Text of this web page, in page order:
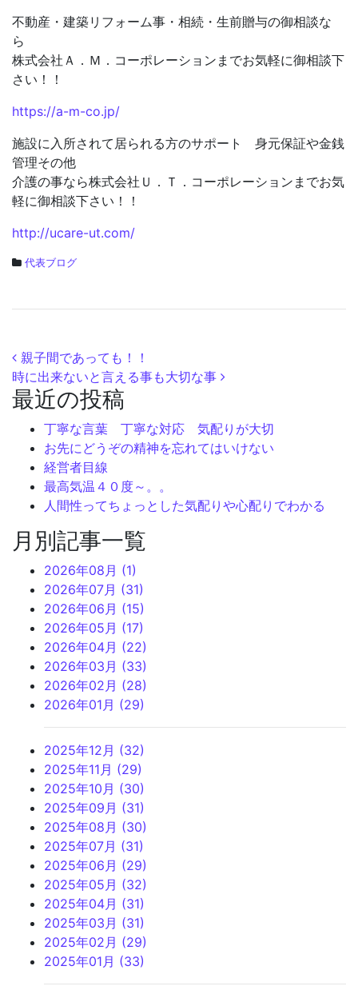
不動産・建築リフォーム事・相続・生前贈与の御相談な
ら
株式会社Ａ．Ｍ．コーポレーションまでお気軽に御相談下
さい！！
https://a-m-co.jp/
施設に入所されて居られる方のサポート 身元保証や金銭
管理その他
介護の事なら株式会社Ｕ．Ｔ．コーポレーションまでお気
軽に御相談下さい！！
http://ucare-ut.com/
代表ブログ
投稿ナビゲーション
親子間であっても！！
時に出来ないと言える事も大切な事
最近の投稿
丁寧な言葉 丁寧な対応 気配りが大切
お先にどうぞの精神を忘れてはいけない
経営者目線
最高気温４０度～。。
人間性ってちょっとした気配りや心配りでわかる
月別記事一覧
2026年08月 (1)
2026年07月 (31)
2026年06月 (15)
2026年05月 (17)
2026年04月 (22)
2026年03月 (33)
2026年02月 (28)
2026年01月 (29)
2025年12月 (32)
2025年11月 (29)
2025年10月 (30)
2025年09月 (31)
2025年08月 (30)
2025年07月 (31)
2025年06月 (29)
2025年05月 (32)
2025年04月 (31)
2025年03月 (31)
2025年02月 (29)
2025年01月 (33)